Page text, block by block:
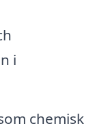
i
chemisk